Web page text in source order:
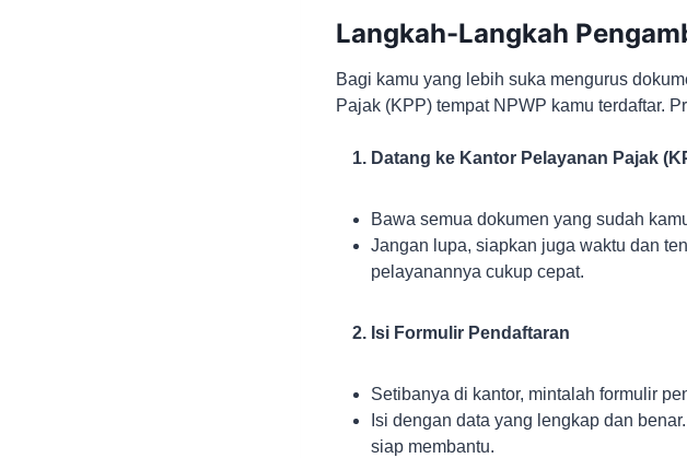
Langkah-Langkah
Bagi kamu yang lebih suka mengurus
Pajak (KPP) tempat NPWP kamu terdaftar.
Datang ke Kantor Pelayanan Pajak
Bawa semua dokumen yang sudah
Jangan lupa, siapkan juga waktu dan
pelayanannya cukup cepat.
Isi Formulir Pendaftaran
Setibanya di kantor, mintalah formulir
Isi dengan data yang lengkap dan
siap membantu.